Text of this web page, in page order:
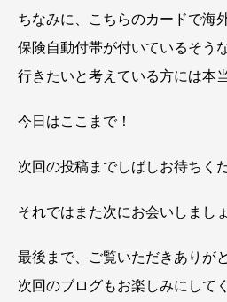
ちなみに、こちらのカードで海
保険自動付帯が付いているそう
行きたいと考えている方には本
今日はここまで！
次回の投稿までしばしお待ちく
それではまた次にお会いしまし
最後まで、ご覧いただきありが
次回のブログもお楽しみにして